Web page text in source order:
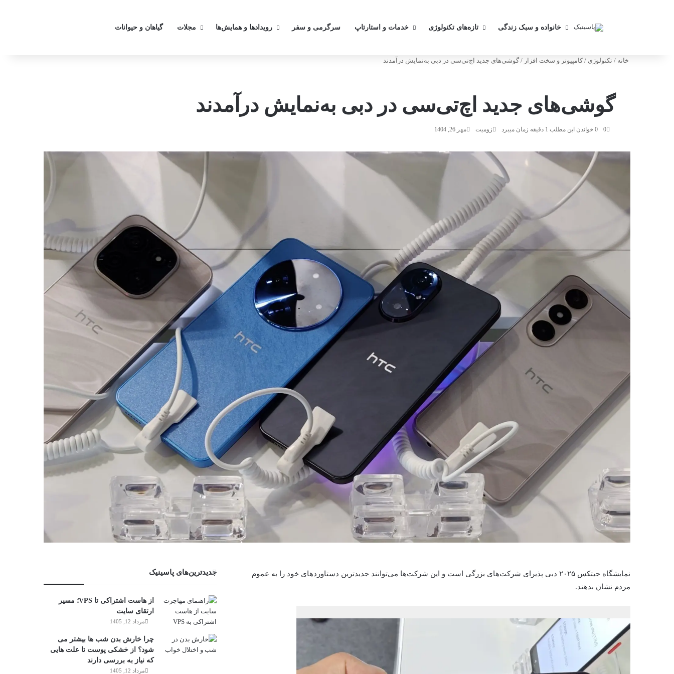
خانواده و سبک زندگی تازه‌های تکنولوژی خدمات و استارتاپ سرگرمی و سفر رویدادها و همایش‌ها مجلات گیاهان و حیوانات
خانه / تکنولوژی / کامپیوتر و سخت افزار / گوشی‌های جدید اچ‌تی‌سی در دبی به‌نمایش درآمدند
گوشی‌های جدید اچ‌تی‌سی در دبی به‌نمایش درآمدند
زومیت مهر 26, 1404 0 خواندن این مطلب 1 دقیقه زمان میبرد
نمایشگاه جیتکس ۲۰۲۵ دبی پذیرای شرکت‌های بزرگی است و این شرکت‌ها می‌توانند جدیدترین دستاورد‌های خود را به عموم
مردم نشان بدهند.
جدیدترین‌های پاسینیک
از هاست اشتراکی تا VPS؛ مسیر
ارتقای سایت
مرداد 12, 1405
چرا خارش بدن شب ها بیشتر می
شود؟ از خشکی پوست تا علت هایی
که نیاز به بررسی دارند
مرداد 12, 1405